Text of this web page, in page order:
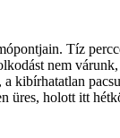
Tíz
nem
kibírhatatlan
üres, holott itt